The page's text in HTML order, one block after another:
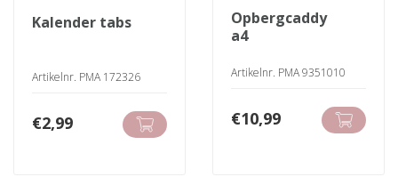
kalender tabs
Artikelnr. PMA 172326
€2,99
opbergcaddy
a4
Artikelnr. PMA 9351010
€10,99